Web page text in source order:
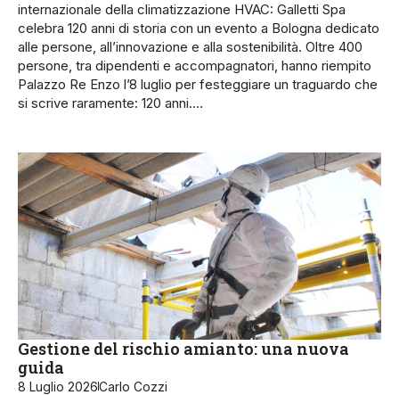
internazionale della climatizzazione HVAC: Galletti Spa
celebra 120 anni di storia con un evento a Bologna dedicato
alle persone, all’innovazione e alla sostenibilità. Oltre 400
persone, tra dipendenti e accompagnatori, hanno riempito
Palazzo Re Enzo l’8 luglio per festeggiare un traguardo che
si scrive raramente: 120 anni.…
Gestione del rischio amianto: una nuova
guida
8 Luglio 2026Carlo Cozzi